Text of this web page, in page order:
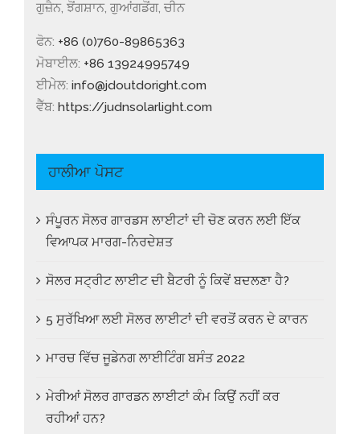
ਗੁਜ਼ੈਨ, ਝੋਂਗਸ਼ਾਨ, ਗੁਆਂਗਡੋਂਗ, ਚੀਨ
ਫੋਨ: +86 (0)760-89865363
ਮੋਬਾਈਲ: +86 13924995749
ਈਮੇਲ: info@jdoutdoright.com
ਵੈੱਬ: https://judnsolarlight.com
ਹਾਲੀਆ ਪੋਸਟ
ਸੰਪੂਰਨ ਸੋਲਰ ਗਾਰਡਸ ਲਾਈਟਾਂ ਦੀ ਚੋਣ ਕਰਨ ਲਈ ਇੱਕ
ਵਿਆਪਕ ਮਾਰਗ-ਨਿਰਦੇਸ਼ਤ
ਸੋਲਰ ਸਟ੍ਰੀਟ ਲਾਈਟ ਦੀ ਬੈਟਰੀ ਨੂੰ ਕਿਵੇਂ ਬਦਲਣਾ ਹੈ?
5 ਸੁਰੱਖਿਆ ਲਈ ਸੋਲਰ ਲਾਈਟਾਂ ਦੀ ਵਰਤੋਂ ਕਰਨ ਦੇ ਕਾਰਨ
ਮਾਰਚ ਵਿੱਚ ਜੂਡੇਨਗ ਲਾਈਟਿੰਗ ਬਸੰਤ 2022
ਮੇਰੀਆਂ ਸੋਲਰ ਗਾਰਡਨ ਲਾਈਟਾਂ ਕੰਮ ਕਿਉਂ ਨਹੀਂ ਕਰ
ਰਹੀਆਂ ਹਨ?